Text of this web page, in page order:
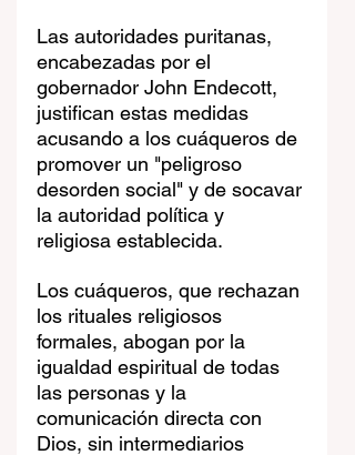
Las autoridades puritanas,
encabezadas por el
gobernador John Endecott,
justifican estas medidas
acusando a los cuáqueros de
promover un "peligroso
desorden social" y de socavar
la autoridad política y
religiosa establecida.
Los cuáqueros, que rechazan
los rituales religiosos
formales, abogan por la
igualdad espiritual de todas
las personas y la
comunicación directa con
Dios, sin intermediarios